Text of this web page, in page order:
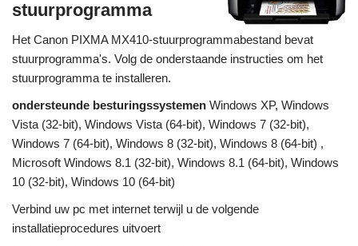
stuurprogramma
Het Canon PIXMA MX410-stuurprogrammabestand bevat
stuurprogramma's. Volg de onderstaande instructies om het
stuurprogramma te installeren.
ondersteunde besturingssystemen Windows XP, Windows
Vista (32-bit), Windows Vista (64-bit), Windows 7 (32-bit),
Windows 7 (64-bit), Windows 8 (32-bit), Windows 8 (64-bit) ,
Microsoft Windows 8.1 (32-bit), Windows 8.1 (64-bit), Windows
10 (32-bit), Windows 10 (64-bit)
Verbind uw pc met internet terwijl u de volgende
installatieprocedures uitvoert